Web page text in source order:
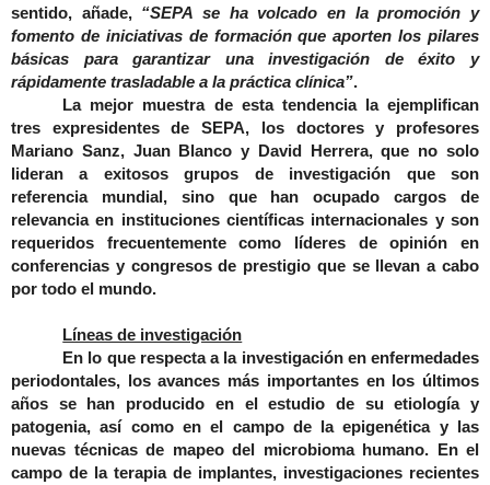
sentido, añade, “SEPA se ha volcado en la promoción y
fomento de iniciativas de formación que aporten los pilares
básicas para garantizar una investigación de éxito y
rápidamente trasladable a la práctica clínica”.
La mejor muestra de esta tendencia la ejemplifican
tres expresidentes de SEPA, los doctores y profesores
Mariano Sanz, Juan Blanco y David Herrera, que no solo
lideran a exitosos grupos de investigación que son
referencia mundial, sino que han ocupado cargos de
relevancia en instituciones científicas internacionales y son
requeridos frecuentemente como líderes de opinión en
conferencias y congresos de prestigio que se llevan a cabo
por todo el mundo.
Líneas de investigación
En lo que respecta a la investigación en enfermedades
periodontales, los avances más importantes en los últimos
años se han producido en el estudio de su etiología y
patogenia, así como en el campo de la epigenética y las
nuevas técnicas de mapeo del microbioma humano. En el
campo de la terapia de implantes, investigaciones recientes